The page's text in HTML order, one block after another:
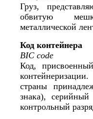
Груз,
обвитую
металлической
Код контейнера
BIC code
Код,
страны
знака),
контрольный